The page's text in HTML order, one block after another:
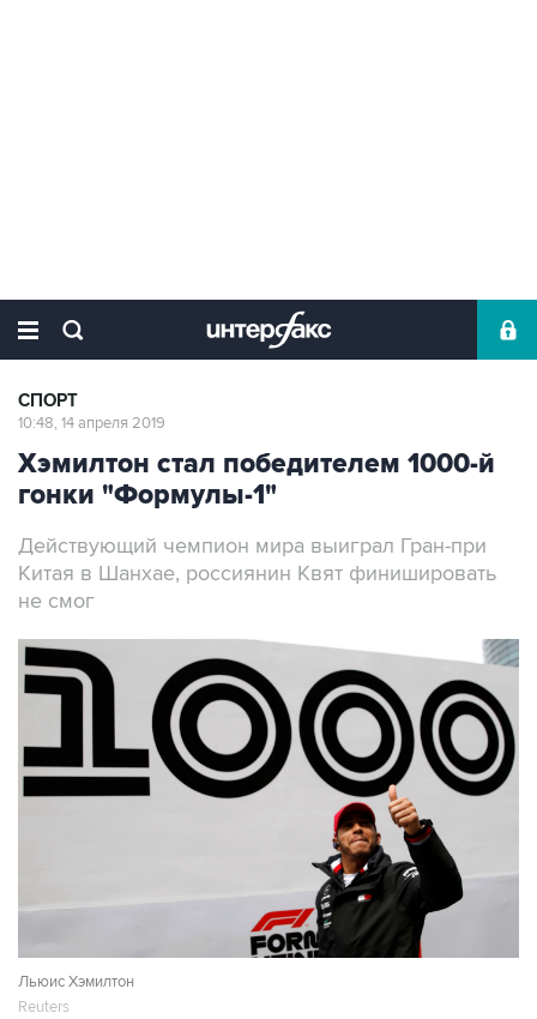
СПОРТ
10:48, 14 апреля 2019
Хэмилтон стал победителем 1000-й
гонки "Формулы-1"
Действующий чемпион мира выиграл Гран-при
Китая в Шанхае, россиянин Квят финишировать
не смог
Льюис Хэмилтон
Reuters